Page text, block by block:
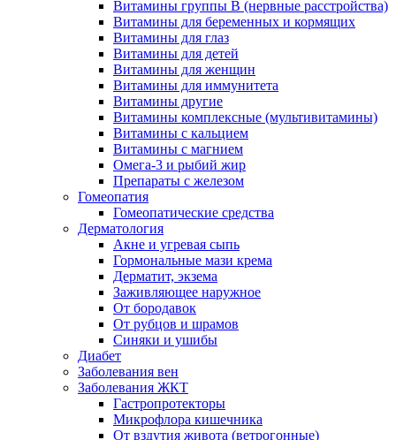
Витамины группы В (нервные расстройства)
Витамины для беременных и кормящих
Витамины для глаз
Витамины для детей
Витамины для женщин
Витамины для иммунитета
Витамины другие
Витамины комплексные (мультивитамины)
Витамины с кальцием
Витамины с магнием
Омега-3 и рыбий жир
Препараты с железом
Гомеопатия
Гомеопатические средства
Дерматология
Акне и угревая сыпь
Гормональные мази крема
Дерматит, экзема
Заживляющее наружное
От бородавок
От рубцов и шрамов
Синяки и ушибы
Диабет
Заболевания вен
Заболевания ЖКТ
Гастропротекторы
Микрофлора кишечника
От вздутия живота (ветрогонные)